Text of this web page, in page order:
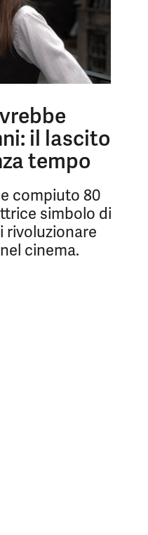
il lascito
tempo
compiuto 80
simbolo di
rivoluzionare
cinema.